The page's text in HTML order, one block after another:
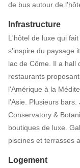
de bus autour de
Infrastructure
L'hôtel de luxe qui
s'inspire du paysage
lac de Côme. Il a hall
restaurants
l'Amérique à la
l'Asie. Plusieurs
Conservatory &
boutiques de luxe.
piscines et terrasses
Logement